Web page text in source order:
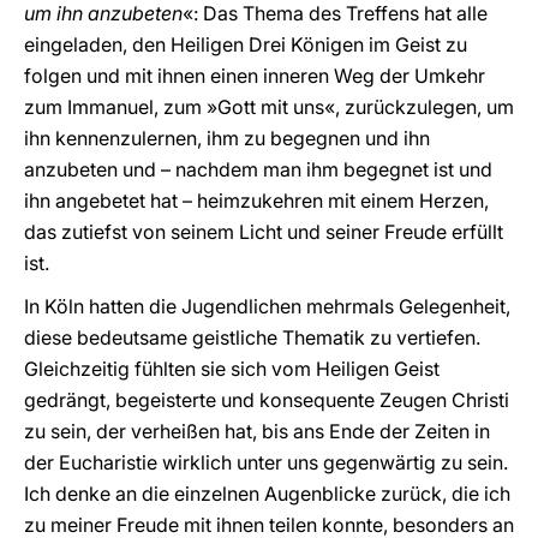
um ihn anzubeten«: Das Thema des Treffens hat alle
eingeladen, den Heiligen Drei Königen im Geist zu
folgen und mit ihnen einen inneren Weg der Umkehr
zum Immanuel, zum »Gott mit uns«, zurückzulegen, um
ihn kennenzulernen, ihm zu begegnen und ihn
anzubeten und – nachdem man ihm begegnet ist und
ihn angebetet hat – heimzukehren mit einem Herzen,
das zutiefst von seinem Licht und seiner Freude erfüllt
ist.
In Köln hatten die Jugendlichen mehrmals Gelegenheit,
diese bedeutsame geistliche Thematik zu vertiefen.
Gleichzeitig fühlten sie sich vom Heiligen Geist
gedrängt, begeisterte und konsequente Zeugen Christi
zu sein, der verheißen hat, bis ans Ende der Zeiten in
der Eucharistie wirklich unter uns gegenwärtig zu sein.
Ich denke an die einzelnen Augenblicke zurück, die ich
zu meiner Freude mit ihnen teilen konnte, besonders an